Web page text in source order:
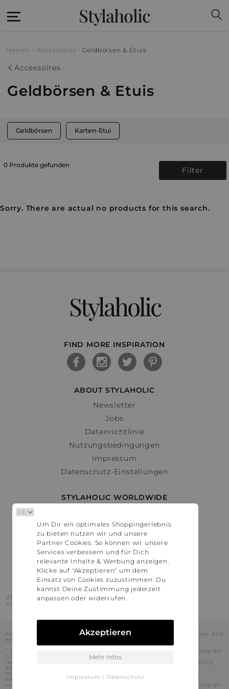
Stylaholic
Herren Accessoires Geldbörsen & Etuis
Accessoires
Geldbörsen & Etuis
Geldbörsen Karten-Etui
0 Produkte gefunden
Filter
Sorry. There are actual no products for this search.
Stylaholic
FIND MORE INSPIRATION
ABOUT STYLAHOLIC
Newsletter
Jobs
Datenrichtlinie
Nutzungsbedingungen
Impressum
Datenschutz-Einstellungen
STYLAHOLIC WORLDWIDE
Österreich
Schweiz
France
United States
2016 - 2026 © Stylaholic.
Made for you with love in munich.
Alle Preise inkl. der jeweils geltenden gesetzlichen Mehrwertsteuer. Alle
Angaben ohne Gewähr.
* Die angezeigten Preise beinhalten Rabatte, die durch die Nutzung der
Gutschein-Codes auf den Seiten unserer Partner voraussichtlich
realisiert werden können. Stylaholic führt keine vollständige Prüfung
der Gutschein-Codes durch und es kann daher in Einzelfällen
vorkommen, dass die Gutscheine abweichend von unserem
Kenntnisstand bei dem jeweiligen Shop nicht oder nur teilweise
verwendet werden können. Darüber hinaus kann deren Verwendung an
Um Dir ein optimales Shoppingerlebnis
zu bieten nutzen wir und unsere
Partner Cookies. So können wir unsere
Services verbessern und für Dich
relevante Inhalte & Werbung anzeigen.
Klicke auf "Akzeptieren" um dem
Einsatz von Cookies zuzustimmen. Du
kannst Deine Zustimmung jederzeit
anpassen oder widerrufen.
Akzeptieren
Mehr Infos
Impressum | Datenschutz